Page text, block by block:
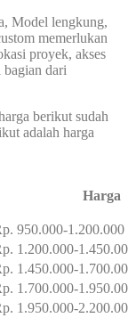
Model lengkung,
memerlukan
proyek, akses
bagian dari
berikut sudah
adalah harga
Harga
950.000-1.200.000
1.200.000-
1.450.000-
1.700.000-
1.950.000-